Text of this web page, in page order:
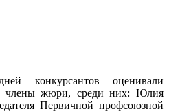
конкурсантов оценивали
члены жюри, среди них: Юлия
Первичной профсоюзной